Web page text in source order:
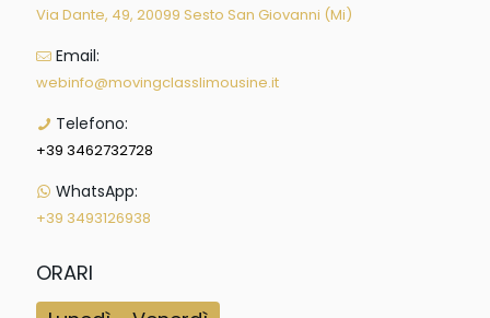
Via Dante, 49, 20099 Sesto San Giovanni (Mi)
Email:
webinfo@movingclasslimousine.it
Telefono:
+39 3462732728
WhatsApp:
+39 3493126938
ORARI